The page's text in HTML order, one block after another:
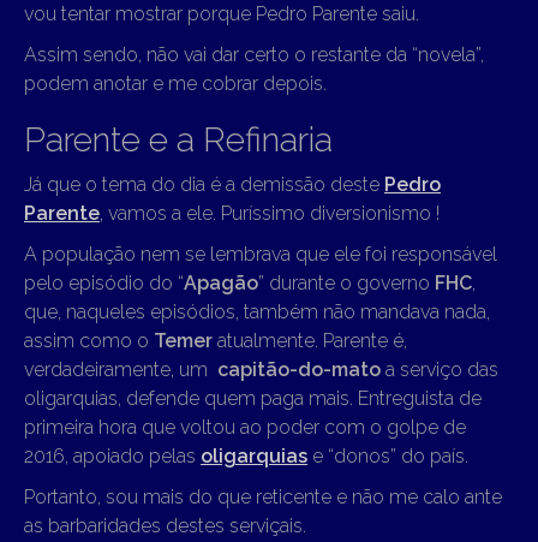
vou tentar mostrar porque Pedro Parente saiu.
Assim sendo, não vai dar certo o restante da “novela”,
podem anotar e me cobrar depois.
Parente e a Refinaria
Já que o tema do dia é a demissão deste Pedro
Parente, vamos a ele. Puríssimo diversionismo !
A população nem se lembrava que ele foi responsável
pelo episódio do “Apagão” durante o governo FHC,
que, naqueles episódios, também não mandava nada,
assim como o Temer atualmente. Parente é,
verdadeiramente, um capitão-do-mato a serviço das
oligarquias, defende quem paga mais. Entreguista de
primeira hora que voltou ao poder com o golpe de
2016, apoiado pelas oligarquias e “donos” do país.
Portanto, sou mais do que reticente e não me calo ante
as barbaridades destes serviçais.